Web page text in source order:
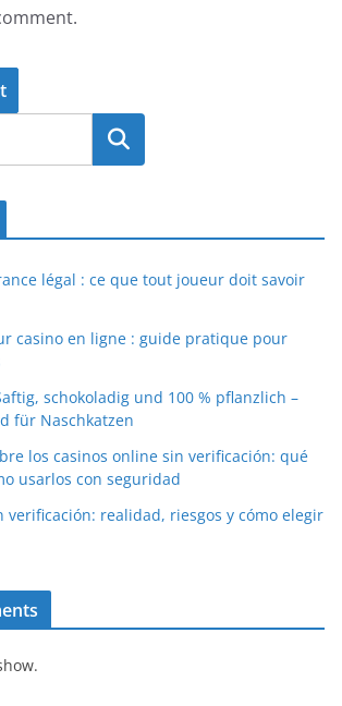
Search
légal : ce que tout joueur doit savoir
casino en ligne : guide pratique pour
schokoladig und 100 % pflanzlich –
für Naschkatzen
los casinos online sin verificación: qué
usarlos con seguridad
verificación: realidad, riesgos y cómo elegir